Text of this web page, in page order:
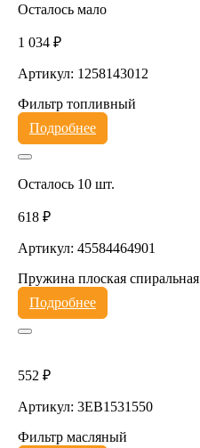
Осталось мало
1 034 ₽
Артикул: 1258143012
Фильтр топливный
Подробнее
Осталось 10 шт.
618 ₽
Артикул: 45584464901
Пружина плоская спиральная
Подробнее
552 ₽
Артикул: 3EB1531550
Фильтр масляный